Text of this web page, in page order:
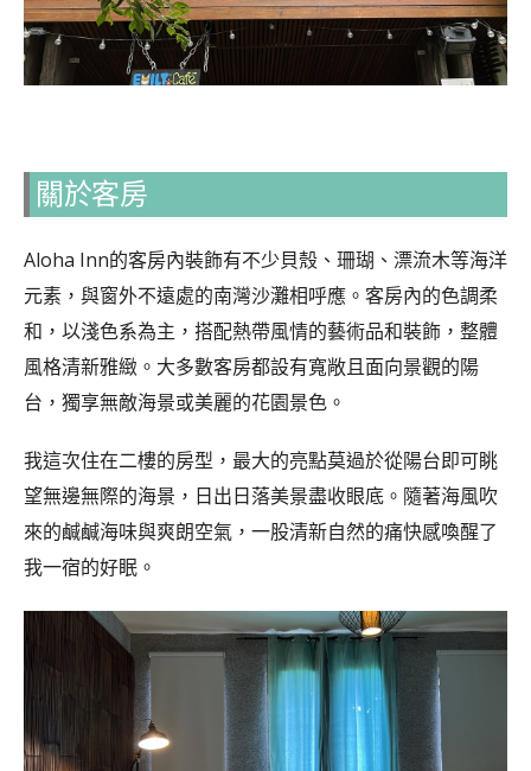
關於客房
Aloha Inn的客房內裝飾有不少貝殼、珊瑚、漂流木等海洋
元素，與窗外不遠處的南灣沙灘相呼應。客房內的色調柔
和，以淺色系為主，搭配熱帶風情的藝術品和裝飾，整體
風格清新雅緻。大多數客房都設有寬敞且面向景觀的陽
台，獨享無敵海景或美麗的花園景色。
我這次住在二樓的房型，最大的亮點莫過於從陽台即可眺
望無邊無際的海景，日出日落美景盡收眼底。隨著海風吹
來的鹹鹹海味與爽朗空氣，一股清新自然的痛快感喚醒了
我一宿的好眠。